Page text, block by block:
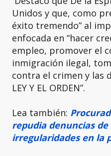
Unidos y que, como
éxito tremendo” al
enfocada en “hacer
empleo, promover el
inmigración ilegal,
contra el crimen y las
LEY Y EL ORDEN”.
Lea también:
repudia denuncias
irregularidades en la